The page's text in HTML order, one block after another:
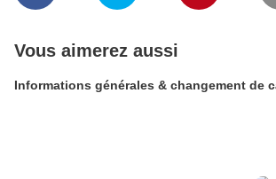
Vous aimerez aussi
Informations générales & changement de